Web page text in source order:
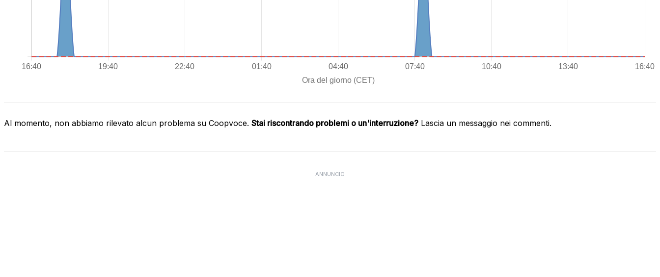
Al momento, non abbiamo rilevato alcun problema su Coopvoce. Stai riscontrando problemi o un'interruzione? Lascia un messaggio nei commenti.
ANNUNCIO